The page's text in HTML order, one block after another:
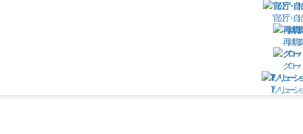
官公庁・自
再就職
グロー
ITソリューシ